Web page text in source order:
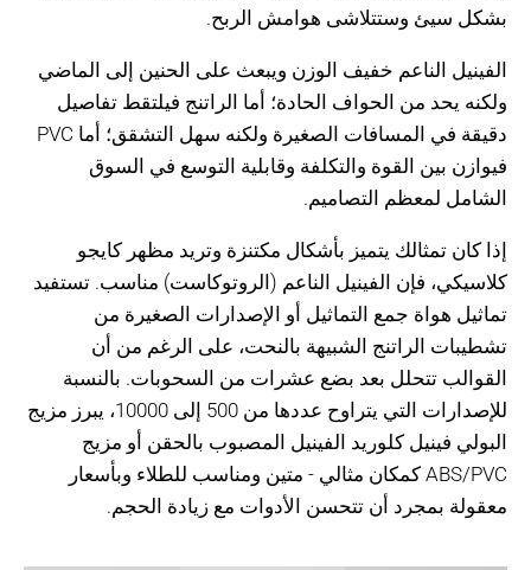
بشكل سيئ وستتلاشى هوامش الربح.
الفينيل الناعم خفيف الوزن ويبعث على الحنين إلى الماضي
ولكنه يحد من الحواف الحادة؛ أما الراتنج فيلتقط تفاصيل
دقيقة في المسافات الصغيرة ولكنه سهل التشقق؛ أما PVC
فيوازن بين القوة والتكلفة وقابلية التوسع في السوق
الشامل لمعظم التصاميم.
إذا كان تمثالك يتميز بأشكال مكتنزة وتريد مظهر كايجو
كلاسيكي، فإن الفينيل الناعم (الروتوكاست) مناسب. تستفيد
تماثيل هواة جمع التماثيل أو الإصدارات الصغيرة من
تشطيبات الراتنج الشبيهة بالنحت، على الرغم من أن
القوالب تتحلل بعد بضع عشرات من السحوبات. بالنسبة
للإصدارات التي يتراوح عددها من 500 إلى 10000، يبرز مزيج
البولي فينيل كلوريد الفينيل المصبوب بالحقن أو مزيج
ABS/PVC كمكان مثالي - متين ومناسب للطلاء وبأسعار
معقولة بمجرد أن تتحسن الأدوات مع زيادة الحجم.